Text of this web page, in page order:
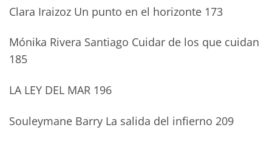
Clara Iraizoz Un punto en el horizonte 173
Mónika Rivera Santiago Cuidar de los que cuidan
185
LA LEY DEL MAR 196
Souleymane Barry La salida del infierno 209